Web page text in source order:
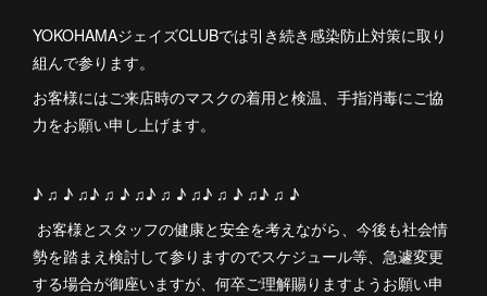
YOKOHAMAジェイズCLUBでは引き続き感染防止対策に取り
組んで参ります。
お客様にはご来店時のマスクの着用と検温、手指消毒にご協
力をお願い申し上げます。
♪ ♫ ♪ ♫♪ ♫ ♪ ♫♪ ♫ ♪ ♫♪ ♫ ♪ ♫♪ ♫ ♪
お客様とスタッフの健康と安全を考えながら、今後も社会情
勢を踏まえ検討して参りますのでスケジュール等、急遽変更
する場合が御座いますが、何卒ご理解賜りますようお願い申